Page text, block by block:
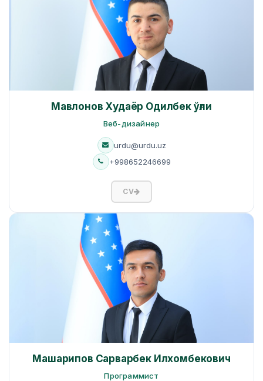
Мавлонов Худаёр Одилбек ўғли
Веб-дизайнер
urdu@urdu.uz
+998652246699
CV
Машарипов Сарварбек Илхомбекович
Программист